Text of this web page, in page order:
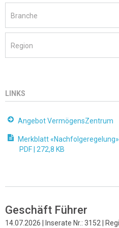
Geschäft Führer
14.07.2026 | Inserate Nr.: 3152 |
LINKS
Angebot VermögensZentrum
Merkblatt «Nachfolgeregelung»
PDF | 272,8 KB